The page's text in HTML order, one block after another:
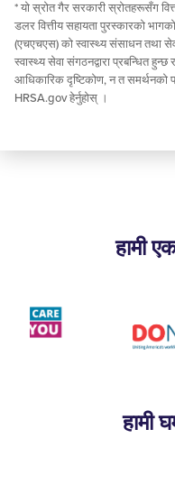
* यो स्रोत गैर सरकारी स्रोतहरूसँग
डलर वित्तीय सहायता पुरस्कारको
(एचएचएस) को स्वास्थ्य संसाधन तथा
स्वास्थ्य सेवा संगठनद्वारा प्रबन्धित
आधिकारिक दृष्टिकोण, न त समर्थनको
HRSA.gov हेर्नुहोस् ।
हामी
हामी